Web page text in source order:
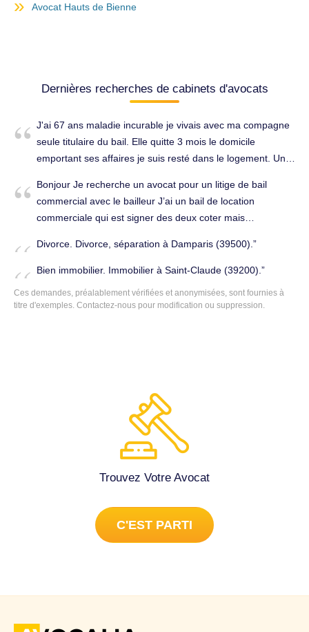
Avocat Hauts de Bienne
Dernières recherches de cabinets d'avocats
J'ai 67 ans maladie incurable je vivais avec ma compagne
seule titulaire du bail. Elle quitte 3 mois le domicile
emportant ses affaires je suis resté dans le logement. Un
porte il m'a violemment sorti. Je possède des biens des
animaux je suis dans ma voiture. Impossible soins
quotidiens a domicile je suis en danger de mort.
Emphysème bilatéral adénome prostatique insuffisance
(39300).
Bonjour Je recherche un avocat pour un litige de bail
commercial avec le bailleur J’ai un bail de location
commerciale qui est signer des deux coter mais
octobre 2024. Immobilier à Saint-Claude (39200).
Divorce. Divorce, séparation à Damparis (39500).
Bien immobilier. Immobilier à Saint-Claude (39200).
Ces demandes, préalablement vérifiées et anonymisées, sont fournies à
titre d'exemples. Contactez-nous pour modification ou suppression.
Trouvez Votre Avocat
C'EST PARTI